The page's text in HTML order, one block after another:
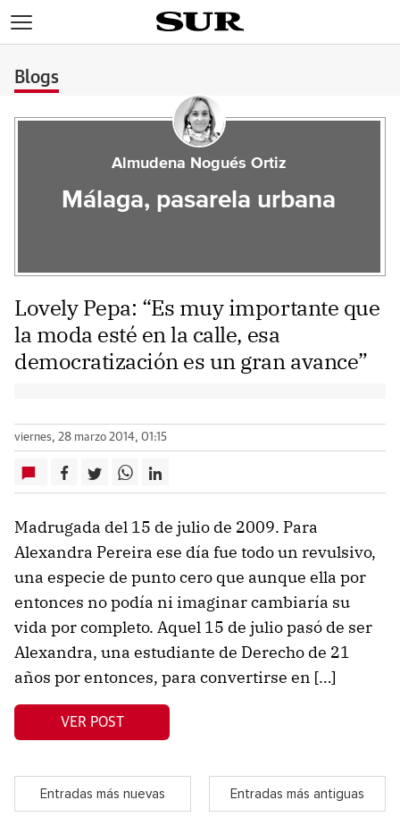
Blogs
Almudena Nogués Ortiz
Málaga, pasarela urbana
Lovely Pepa: “Es muy importante que
la moda esté en la calle, esa
democratización es un gran avance”
viernes, 28 marzo 2014, 01:15
Madrugada del 15 de julio de 2009. Para
Alexandra Pereira ese día fue todo un revulsivo,
una especie de punto cero que aunque ella por
entonces no podía ni imaginar cambiaría su
vida por completo. Aquel 15 de julio pasó de ser
Alexandra, una estudiante de Derecho de 21
años por entonces, para convertirse en […]
VER POST
Entradas más nuevas Entradas más antiguas